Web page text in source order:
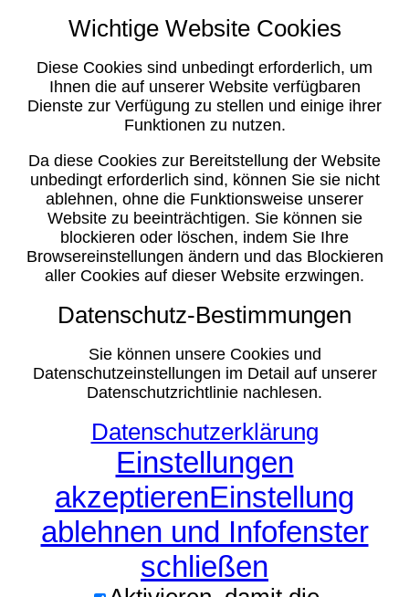
Wichtige Website Cookies
Diese Cookies sind unbedingt erforderlich, um
Ihnen die auf unserer Website verfügbaren
Dienste zur Verfügung zu stellen und einige ihrer
Funktionen zu nutzen.
Da diese Cookies zur Bereitstellung der Website
unbedingt erforderlich sind, können Sie sie nicht
ablehnen, ohne die Funktionsweise unserer
Website zu beeinträchtigen. Sie können sie
blockieren oder löschen, indem Sie Ihre
Browsereinstellungen ändern und das Blockieren
aller Cookies auf dieser Website erzwingen.
Datenschutz-Bestimmungen
Sie können unsere Cookies und
Datenschutzeinstellungen im Detail auf unserer
Datenschutzrichtlinie nachlesen.
Datenschutzerklärung
Einstellungen
akzeptierenEinstellung
ablehnen und Infofenster
schließen